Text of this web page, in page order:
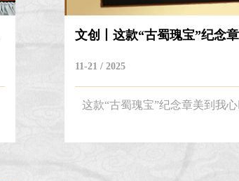
11-21 / 2025
这款“古蜀瑰宝”纪念章美到我心